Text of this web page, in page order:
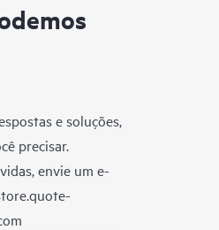
e soluções,
precisar.
envie um e-